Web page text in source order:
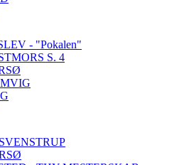
- "Pokalen"
S. 4